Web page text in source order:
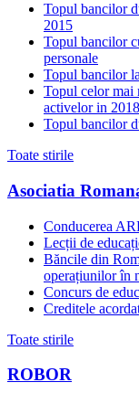
Topul bancilor
2015
Topul bancilor
personale
Topul bancilor
Topul celor mai
activelor in 2018
Topul bancilor
Toate stirile
Asociatia
Conducerea
Lecții de
Băncile din
operațiunilor în
Concurs de
Creditele
Toate stirile
ROBOR